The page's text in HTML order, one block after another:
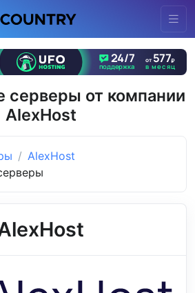
серверы от компании
AlexHost
AlexHost